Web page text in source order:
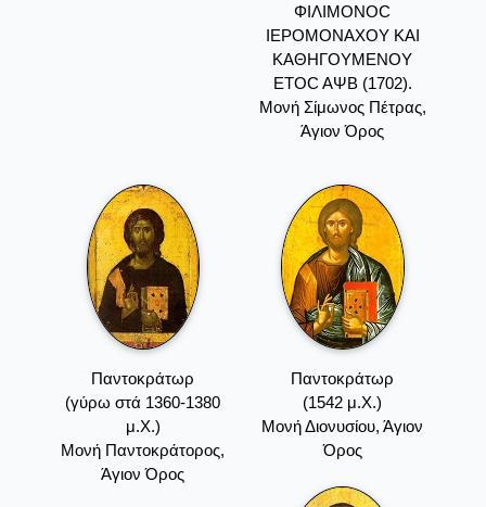
ΦIΛIMONOC
IEPOMONAXOY KAI
KAΘHΓOYMENOY
ETOC AΨB (1702).
Mονή Σίμωνος Πέτρας,
Άγιον Όρος
Παντοκράτωρ
(γύρω στά 1360-1380
μ.Χ.)
Mονή Παντοκράτορος,
Άγιον Όρος
Παντοκράτωρ
(1542 μ.Χ.)
Mονή Διονυσίου, Άγιον
Όρος